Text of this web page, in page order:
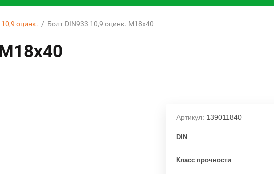
оцинк.
  /  Болт DIN933 10,9 оцинк. М18x40
Артикул: 139011840
DIN
Класс прочности